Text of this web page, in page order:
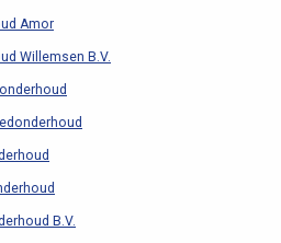
Amor
Willemsen B.V.
B.V.